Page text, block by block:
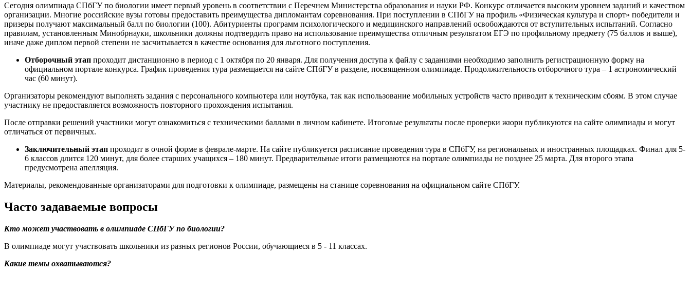
Сегодня олимпиада СПбГУ по биологии имеет первый уровень в соответствии с Перечнем Министерства образования и науки РФ. Конкурс отличается высоким уровнем заданий и качеством
организации. Многие российские вузы готовы предоставить преимущества дипломантам соревнования. При поступлении в СПбГУ на профиль «Физическая культура и спорт» победители и
призеры получают максимальный балл по биологии (100). Абитуриенты программ психологического и медицинского направлений освобождаются от вступительных испытаний. Согласно
правилам, установленным Минобрнауки, школьники должны подтвердить право на использование преимущества отличным результатом ЕГЭ по профильному предмету (75 баллов и выше),
иначе даже диплом первой степени не засчитывается в качестве основания для льготного поступления.
Отборочный этап проходит дистанционно в период с 1 октября по 20 января. Для получения доступа к файлу с заданиями необходимо заполнить регистрационную форму на
официальном портале конкурса. График проведения тура размещается на сайте СПбГУ в разделе, посвященном олимпиаде. Продолжительность отборочного тура – 1 астрономический
час (60 минут).
Организаторы рекомендуют выполнять задания с персонального компьютера или ноутбука, так как использование мобильных устройств часто приводит к техническим сбоям. В этом случае
участнику не предоставляется возможность повторного прохождения испытания.
После отправки решений участники могут ознакомиться с техническими баллами в личном кабинете. Итоговые результаты после проверки жюри публикуются на сайте олимпиады и могут
отличаться от первичных.
Заключительный этап проходит в очной форме в феврале-марте. На сайте публикуется расписание проведения тура в СПбГУ, на региональных и иностранных площадках. Финал для 5-
6 классов длится 120 минут, для более старших учащихся – 180 минут. Предварительные итоги размещаются на портале олимпиады не позднее 25 марта. Для второго этапа
предусмотрена апелляция.
Материалы, рекомендованные организаторами для подготовки к олимпиаде, размещены на станице соревнования на официальном сайте СПбГУ.
Часто задаваемые вопросы
Кто может участвовать в олимпиаде СПбГУ по биологии?
В олимпиаде могут участвовать школьники из разных регионов России, обучающиеся в 5 - 11 классах.
Какие темы охватываются?